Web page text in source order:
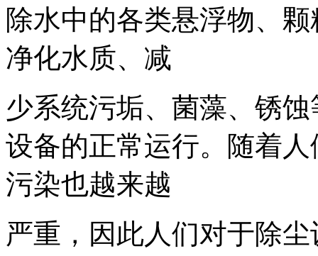
除水中的各类悬浮物、
净化水质、减
少系统污垢、菌藻、锈
设备的正常运行。随着
污染也越来越
严重，因此人们对于除